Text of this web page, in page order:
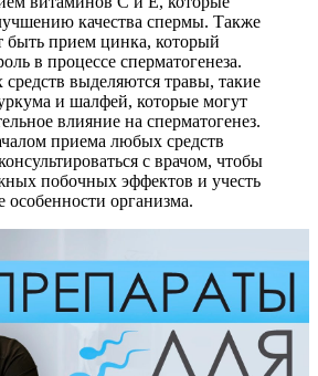
качества спермы. Также
прием цинка, который
в процессе сперматогенеза.
выделяются травы, такие
и шалфей, которые могут
влияние на сперматогенез.
приема любых средств
с врачом, чтобы
побочных эффектов и учесть
организма.